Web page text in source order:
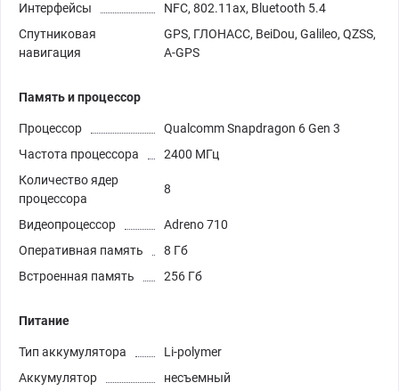
Интерфейсы
NFC, 802.11ax, Bluetooth 5.4
Спутниковая
навигация
GPS, ГЛОНАСС, BeiDou, Galileo, QZSS,
A-GPS
Память и процессор
Процессор
Qualcomm Snapdragon 6 Gen 3
Частота процессора
2400 МГц
Количество ядер
процессора
8
Видеопроцессор
Adreno 710
Оперативная память
8 Гб
Встроенная память
256 Гб
Питание
Тип аккумулятора
Li-polymer
Аккумулятор
несъемный